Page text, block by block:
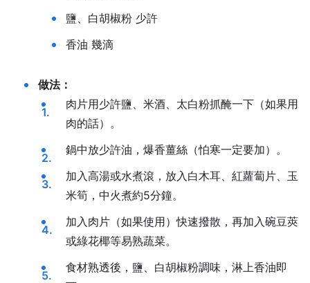
鹽、白胡椒粉 少許
香油 幾滴
做法：
肉片用少許鹽、米酒、太白粉抓醃一下（如果用
肉的話）。
鍋中放少許油，爆香薑絲（怕寒一定要加）。
加入高湯或水煮滾，放入白木耳、紅蘿蔔片、玉
米筍，中火煮約5分鐘。
加入肉片（如果使用）快速撥散，再加入碗豆莢
或綠花椰等易熟蔬菜。
食材熟透後，鹽、白胡椒粉調味，淋上香油即